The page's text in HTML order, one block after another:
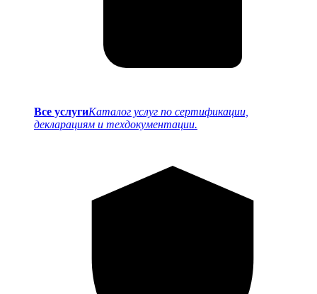
Все услугиКаталог услуг по сертификации,
декларациям и техдокументации.